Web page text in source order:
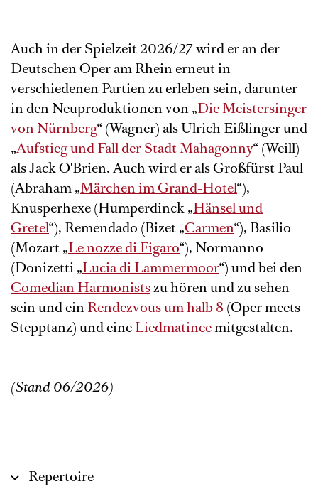
Auch in der Spielzeit 2026/27 wird er an der
Deutschen Oper am Rhein erneut in
verschiedenen Partien zu erleben sein, darunter
in den Neuproduktionen von „Die Meistersinger
von Nürnberg“ (Wagner) als Ulrich Eißlinger und
„Aufstieg und Fall der Stadt Mahagonny“ (Weill)
als Jack O'Brien. Auch wird er als Großfürst Paul
(Abraham „Märchen im Grand-Hotel“),
Knusperhexe (Humperdinck „Hänsel und
Gretel“), Remendado (Bizet „Carmen“), Basilio
(Mozart „Le nozze di Figaro“), Normanno
(Donizetti „Lucia di Lammermoor“) und bei den
Comedian Harmonistszu hören und zu sehen
sein und einRendezvous um halb 8 (Oper meets
Stepptanz) und eineLiedmatineemitgestalten.
(Stand 06/2026)
Repertoire